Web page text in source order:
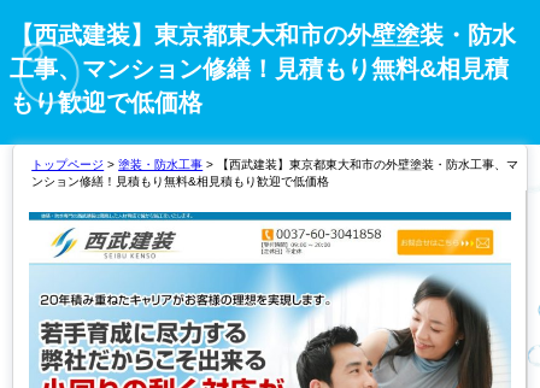
【西武建装】東京都東大和市の外壁塗装・防水
工事、マンション修繕！見積もり無料&相見積
もり歓迎で低価格
トップページ >塗装・防水工事 > 【西武建装】東京都東大和市の外壁塗装・防水工事、マ
ンション修繕！見積もり無料&相見積もり歓迎で低価格